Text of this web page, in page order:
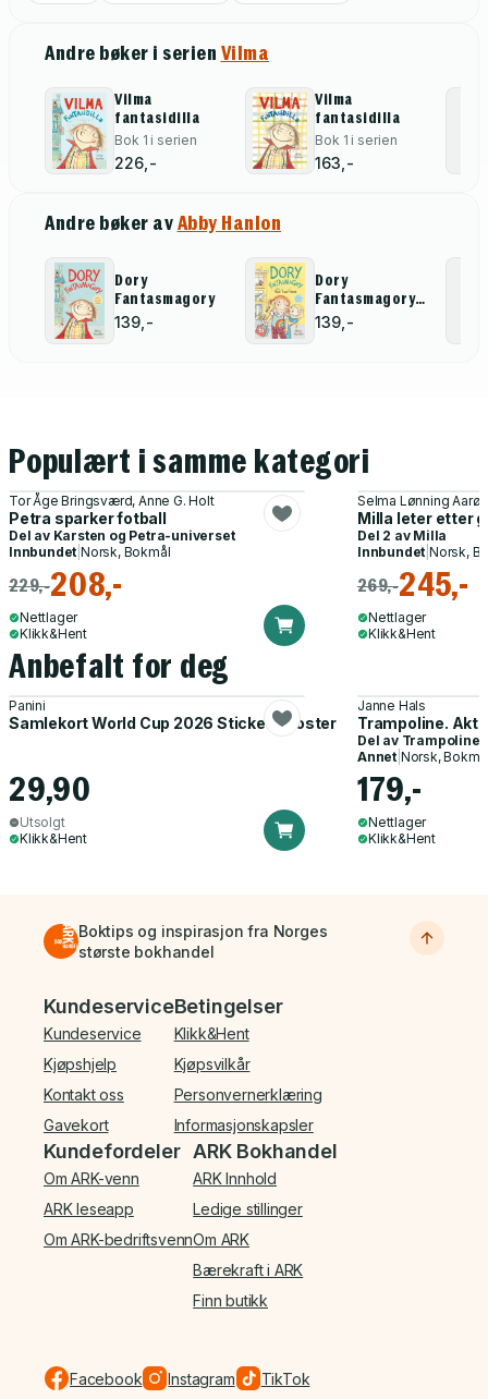
Andre bøker i serien Vilma
Vilma
fantasidilla
Bok 1 i serien
226,-
Vilma
fantasidilla
Bok 1 i serien
163,-
Andre bøker avAbby Hanlon
Dory
Fantasmagory
139,-
Dory
Fantasmagory:
The Real True
Friend
139,-
Populært i samme kategori
Tor Åge Bringsværd, Anne G. Holt
Petra sparker fotball
Del av Karsten og Petra-universet
Innbundet |Norsk, Bokmål
229,-208,-
Nettlager
Klikk&Hent
Selma Lønning Aarø,
Milla leter etter
Del 2 av Milla
Innbundet Norsk,
269,-245,-
Nettlager
Klikk&Hent
Anbefalt for deg
Panini
Samlekort World Cup 2026 Sticker Booster
29,90
Utsolgt
Klikk&Hent
Janne Hals
Trampoline.
Del av Trampoline
Annet| Norsk,
179,-
Nettlager
Klikk&Hent
Boktips og inspirasjon fra Norges
største bokhandel
Bunnmeny
Kundeservice
Kundeservice
Kjøpshjelp
Kontakt oss
Gavekort
Betingelser
Klikk&Hent
Kjøpsvilkår
Personvernerklæring
Informasjonskapsler
Kundefordeler
Om ARK-venn
ARK leseapp
Om ARK-bedriftsvenn
ARK Bokhandel
ARK Innhold
Ledige stillinger
Om ARK
Bærekraft i ARK
Finn butikk
Facebook Instagram TikTok